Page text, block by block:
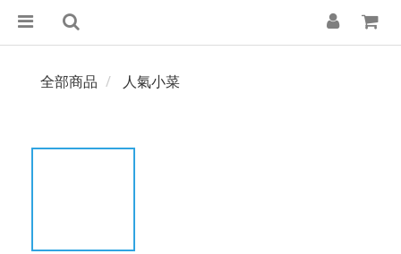
全部商品 人氣小菜